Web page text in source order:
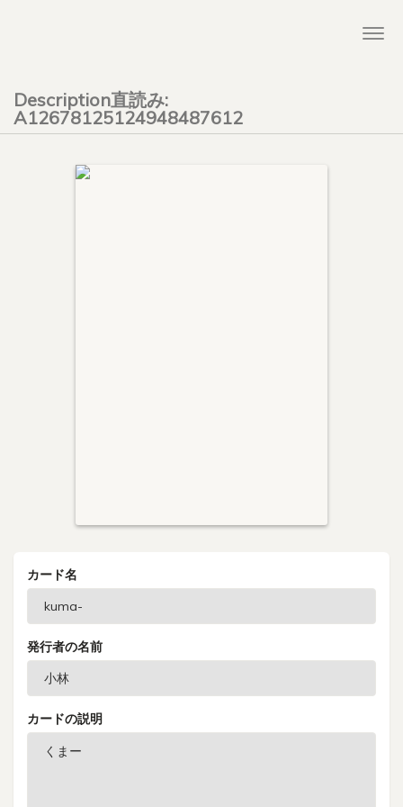
Description直読み:
A12678125124948487612
カード名
発行者の名前
カードの説明